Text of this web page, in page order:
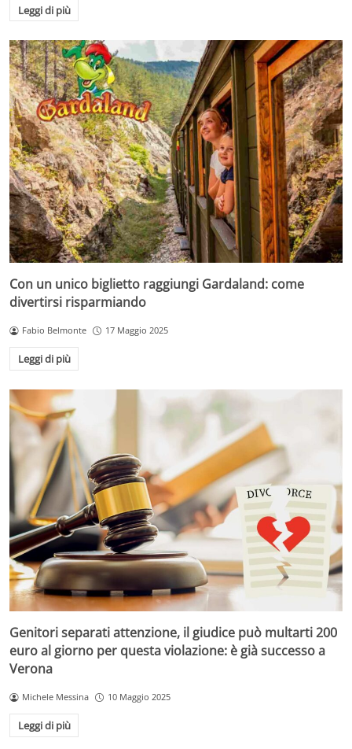
Leggi di più
Con un unico biglietto raggiungi Gardaland: come
divertirsi risparmiando
Fabio Belmonte 17 Maggio 2025
Leggi di più
Genitori separati attenzione, il giudice può multarti 200
euro al giorno per questa violazione: è già successo a
Verona
Michele Messina 10 Maggio 2025
Leggi di più